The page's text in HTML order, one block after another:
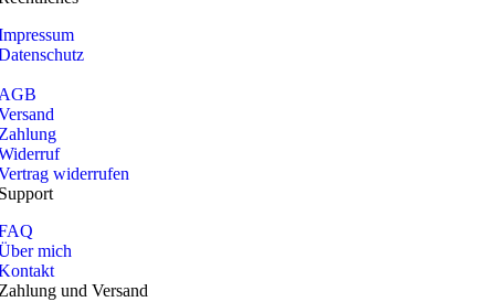
widerrufen
mich
und Versand